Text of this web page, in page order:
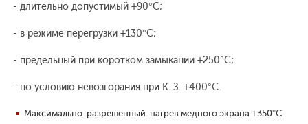
- длительно допустимый +90°С;
- в режиме перегрузки +130°С;
- предельный при коротком замыкании +250°С;
- по условию невозгорания при К. З. +400°С.
Максимально-разрешенный нагрев медного экрана +350°С.